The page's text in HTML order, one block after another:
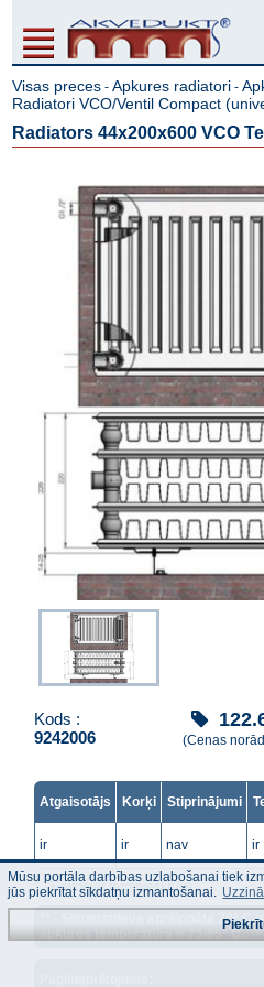
Visas preces -Apkures radiatori -
Radiatori VCO/Ventil Compact
Radiators 44x200x600 VCO
Kods :
9242006
(Cenas
Atgaisotājs Korķi Stiprinājumi
ir ir nav ir
* - Heimeier termoieskrūve.
** - Siltumatdeve aprēķināta 20° C
apkures temperatūra ir 75/65° C.
Mūsu portāla darbības uzlabošanai tiek
jūs piekrītat sīkdatņu izmantošanai.